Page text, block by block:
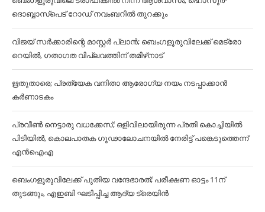
ദൊബ്ബാസ്പെട് റോഡ് നവംബറില്‍ തുറക്കും
വിജയ് സര്‍ക്കാരിന്റെ മാസ്റ്റര്‍ പ്ലാന്‍; ബെംഗളൂരുവിലേക്ക് മെട്രോ
റെയില്‍, ഗതാഗത വിപ്ലവത്തിന് തമിഴ്‌നാട്
ഋതുതാരെ; പ്രത്യേക വനിതാ ആരോഗ്യ നയം നടപ്പാക്കാൻ
കര്‍ണാടകം
പ്രവീൺ നെട്ടാരു വധക്കേസ്; ഒളിവിലായിരുന്ന പ്രതി കൊച്ചിയിൽ
പിടിയിൽ, കൊലപാതക ഗൂഢാലോചനയിൽ നേരിട്ട് പങ്കെടുത്തെന്ന്
എൻഐഎ
ബെംഗളൂരുവിലേക്ക് പുതിയ വന്ദേഭാരത്; പരീക്ഷണ ഓട്ടം 11ന്
തുടങ്ങും, എഇബി ഘടിപ്പിച്ച ആദ്യ ട്രെയിന്‍